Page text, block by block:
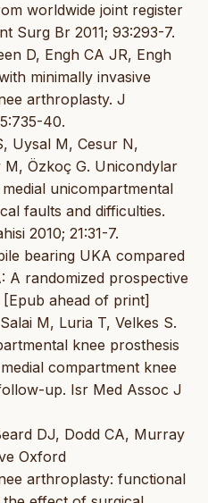
worldwide joint register
Surg Br 2011; 93:293-7.
D, Engh CA JR, Engh
minimally invasive
arthroplasty. J
40.
Uysal M, Cesur N,
M, Özkoç G. Unicondylar
unicompartmental
faults and difficulties.
2010; 21:31-7.
bearing UKA compared
A randomized prospective
[Epub ahead of print]
M, Luria T, Velkes S.
knee prosthesis
compartment knee
up. Isr Med Assoc J
DJ, Dodd CA, Murray
Oxford
arthroplasty: functional